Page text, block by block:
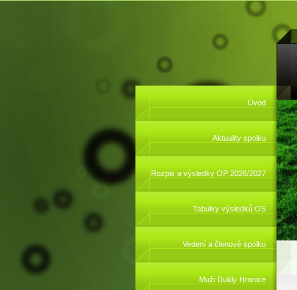
Úvod
Aktuality spolku
Rozpis a výsledky OP 2026/2027
Tabulky výsledků OS
Vedení a členové spolku
Muži Dukly Hranice